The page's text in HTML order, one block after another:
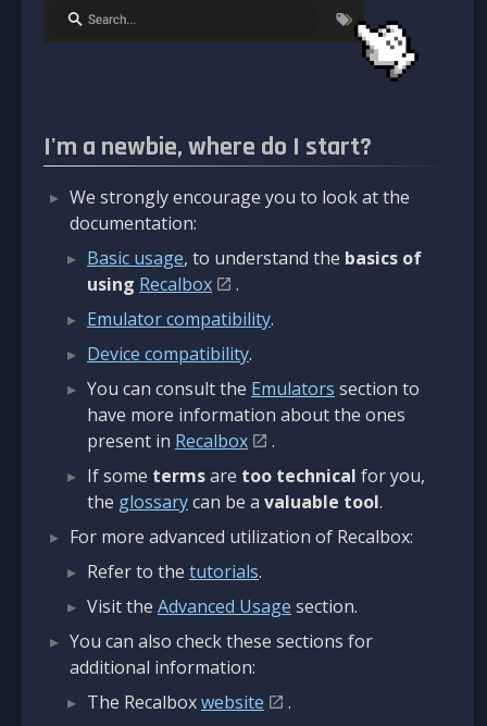
I'm a newbie, where do I start?
We strongly encourage you to look at the
documentation:
Basic usage, to understand the basics of
using Recalbox
.
Emulator compatibility.
Device compatibility.
You can consult the Emulators section to
have more information about the ones
present in Recalbox
.
If some termsare too technical for you,
the glossarycan be a valuable tool.
For more advanced utilization of Recalbox:
Refer to the tutorials.
Visit the Advanced Usage section.
You can also check these sections for
additional information:
The Recalboxwebsite
.